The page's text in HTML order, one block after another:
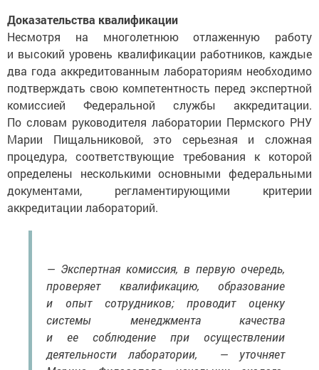
Доказательства квалификации
Несмотря на многолетнюю отлаженную работу
и высокий уровень квалификации работников, каждые
два года аккредитованным лабораториям необходимо
подтверждать свою компетентность перед экспертной
комиссией Федеральной службы аккредитации.
По словам руководителя лаборатории Пермского РНУ
Марии Пищальниковой, это серьезная и сложная
процедура, соответствующие требования к которой
определены несколькими основными федеральными
документами, регламентирующими критерии
аккредитации лабораторий.
— Экспертная комиссия, в первую очередь,
проверяет квалификацию, образование
и опыт сотрудников; проводит оценку
системы менеджмента качества
и ее соблюдение при осуществлении
деятельности лаборатории, — уточняет